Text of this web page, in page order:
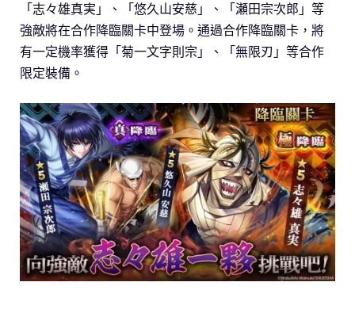
「志々雄真実」、「悠久山安慈」、「瀬田宗次郎」等
強敵將在合作降臨關卡中登場。通過合作降臨關卡，將
有一定機率獲得「菊一文字則宗」、「無限刃」等合作
限定裝備。